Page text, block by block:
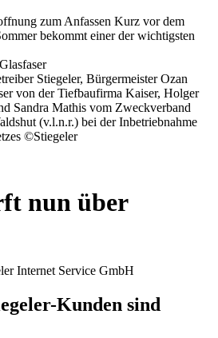
zum Anfassen Kurz vor dem
bekommt einer der wichtigsten
Stiegeler, Bürgermeister Ozan
von der Tiefbaufirma Kaiser, Holger
Sandra Mathis vom Zweckverband
(v.l.n.r.) bei der Inbetriebnahme
©Stiegeler
nun über
Internet Service GmbH
Kunden sind